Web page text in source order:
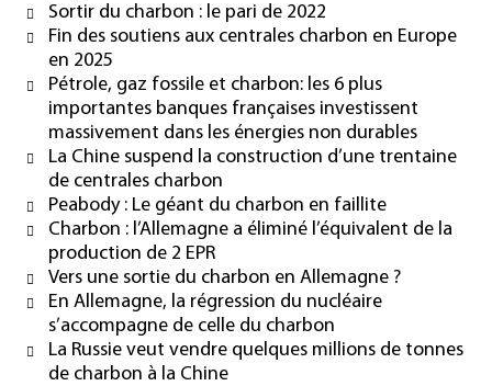
Sortir du charbon : le pari de 2022
Fin des soutiens aux centrales charbon en Europe
en 2025
Pétrole, gaz fossile et charbon: les 6 plus
importantes banques françaises investissent
massivement dans les énergies non durables
La Chine suspend la construction d’une trentaine
de centrales charbon
Peabody : Le géant du charbon en faillite
Charbon : l’Allemagne a éliminé l’équivalent de la
production de 2 EPR
Vers une sortie du charbon en Allemagne ?
En Allemagne, la régression du nucléaire
s’accompagne de celle du charbon
La Russie veut vendre quelques millions de tonnes
de charbon à la Chine